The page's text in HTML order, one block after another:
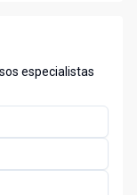
especialistas